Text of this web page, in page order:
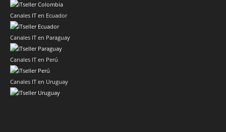
Canales IT en Ecuador
Canales IT en Paraguay
Canales IT en Perú
Canales IT en Uruguay